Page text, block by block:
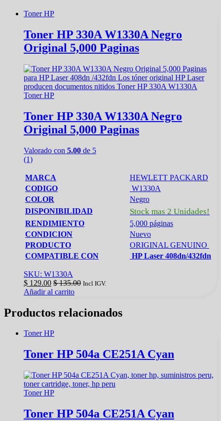
Toner HP
Toner HP 330A W1330A Negro
Original 5,000 Paginas
Toner HP
Toner HP 330A W1330A Negro
Original 5,000 Paginas
Valorado con 5.00 de 5
(1)
MARCA
HEWLETT PACKARD
CODIGO
W1330A
COLOR
Negro
DISPONIBILIDAD
Stock mas 2 Unidades!
RENDIMIENTO
5,000 páginas
CONDICION
Nuevo
PRODUCTO
ORIGINAL GENUINO
COMPATIBLE CON
HP Laser 408dn/432fdn
SKU: W1330A
$ 129.00 $135.00 Incl IGV.
Añadir al carrito
Productos relacionados
Toner HP
Toner HP 504a CE251A Cyan
Toner HP
Toner HP 504a CE251A Cyan